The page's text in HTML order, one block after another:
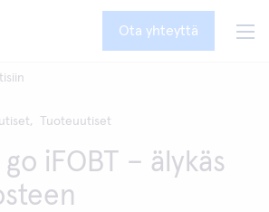
Ota yhteyttä
Tuoteuutiset
iFOBT – älykäs